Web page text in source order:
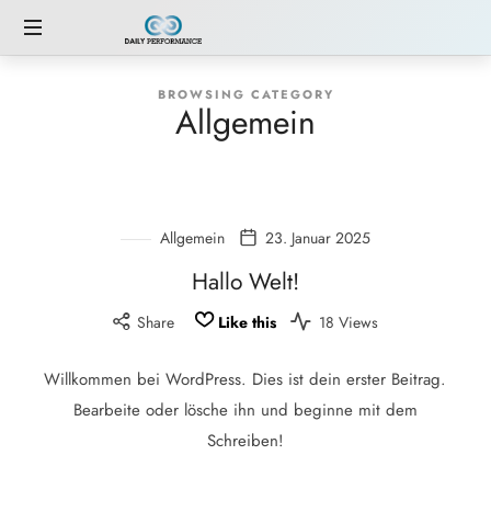
Stefan
Hellrigl
BROWSING CATEGORY
Allgemein
Allgemein 23. Januar 2025
Hallo Welt!
Share Like this 18 Views
Willkommen bei WordPress. Dies ist dein erster Beitrag.
Bearbeite oder lösche ihn und beginne mit dem
Schreiben!